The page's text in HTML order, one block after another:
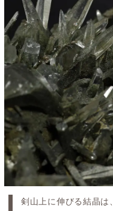
剣山上に伸びる結晶は